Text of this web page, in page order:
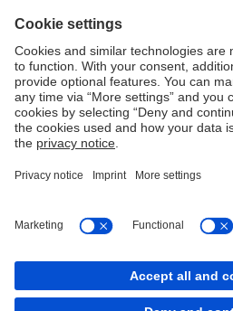
Impressum Rechtliche Hinweise
Information zur Barrierefreiheit
Kontakt
Cookies